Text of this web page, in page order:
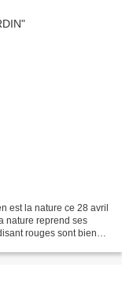
est la nature ce 28 avril
nature reprend ses
rouges sont bien